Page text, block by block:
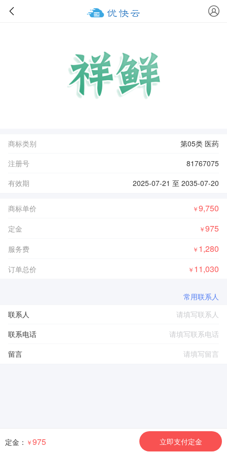
商标类别
第05类 医药
注册号
81767075
有效期
2025-07-21 至 2035-07-20
商标单价 ￥9,750
定金 ￥975
服务费 ￥ 1,280
订单总价 ￥ 11,030
常用联系人
联系人
联系电话
留言
定金： ￥975 立即支付定金